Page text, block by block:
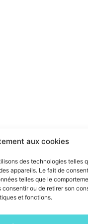
aux cookies
des technologies telles
appareils. Le fait de
telles que le
ou de retirer son
et fonctions.